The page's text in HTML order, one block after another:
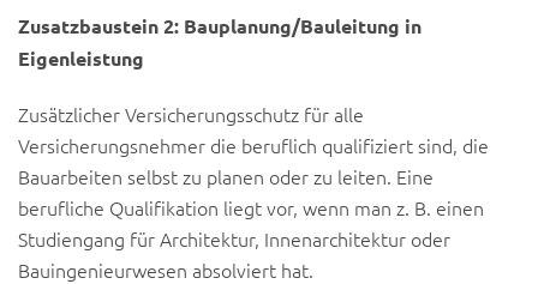
Zusatzbaustein 2: Bauplanung/Bauleitung in
Eigenleistung
Zusätzlicher Versicherungsschutz für alle
Versicherungsnehmer die beruflich qualifiziert sind, die
Bauarbeiten selbst zu planen oder zu leiten. Eine
berufliche Qualifikation liegt vor, wenn man z. B. einen
Studiengang für Architektur, Innenarchitektur oder
Bauingenieurwesen absolviert hat.